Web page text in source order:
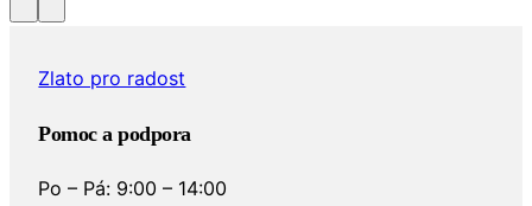
Zlato pro radost
Pomoc a podpora
Po – Pá: 9:00 – 14:00